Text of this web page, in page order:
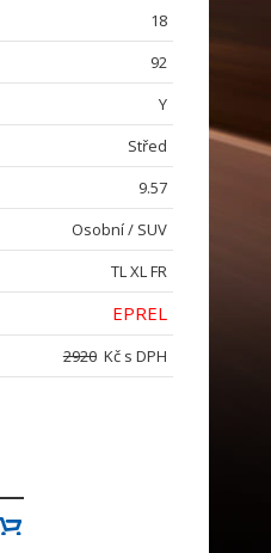
18
92
Y
Střed
9.57
Osobní / SUV
TL XL FR
EPREL
2920Kč s DPH